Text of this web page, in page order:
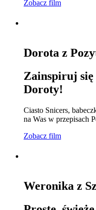
Zobacz film
Dorota z
Zainspiruj się
Doroty!
Ciasto Snicers,
na Was w przepisach
Zobacz film
Weronika z